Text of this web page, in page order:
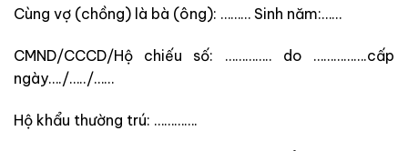
Cùng vợ (chồng) là bà (ông): ……… Sinh năm:……
CMND/CCCD/Hộ chiếu số: ………….. do …………….cấp
ngày…./…../……
Hộ khẩu thường trú: ………….